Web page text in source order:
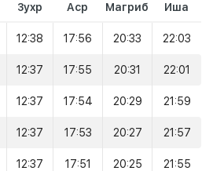
Зухр Аср Магриб Иша
12:38 17:56 20:33 22:03
12:37 17:55 20:31 22:01
12:37 17:54 20:29 21:59
12:37 17:53 20:27 21:57
12:37 17:51 20:25 21:55